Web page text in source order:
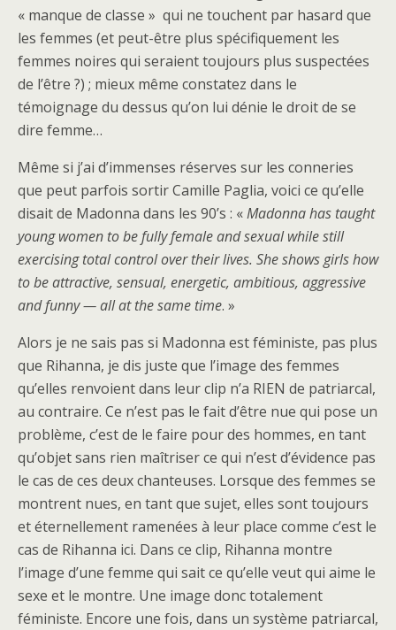
« manque de classe » qui ne touchent par hasard que
les femmes (et peut-être plus spécifiquement les
femmes noires qui seraient toujours plus suspectées
de l’être ?) ; mieux même constatez dans le
témoignage du dessus qu’on lui dénie le droit de se
dire femme…
Même si j’ai d’immenses réserves sur les conneries
que peut parfois sortir Camille Paglia, voici ce qu’elle
disait de Madonna dans les 90’s : «Madonna has taught
young women to be fully female and sexual while still
exercising total control over their lives. She shows girls how
to be attractive, sensual, energetic, ambitious, aggressive
and funny — all at the same time. »
Alors je ne sais pas si Madonna est féministe, pas plus
que Rihanna, je dis juste que l’image des femmes
qu’elles renvoient dans leur clip n’a RIEN de patriarcal,
au contraire. Ce n’est pas le fait d’être nue qui pose un
problème, c’est de le faire pour des hommes, en tant
qu’objet sans rien maîtriser ce qui n’est d’évidence pas
le cas de ces deux chanteuses. Lorsque des femmes se
montrent nues, en tant que sujet, elles sont toujours
et éternellement ramenées à leur place comme c’est le
cas de Rihanna ici. Dans ce clip, Rihanna montre
l’image d’une femme qui sait ce qu’elle veut qui aime le
sexe et le montre. Une image donc totalement
féministe. Encore une fois, dans un système patriarcal,